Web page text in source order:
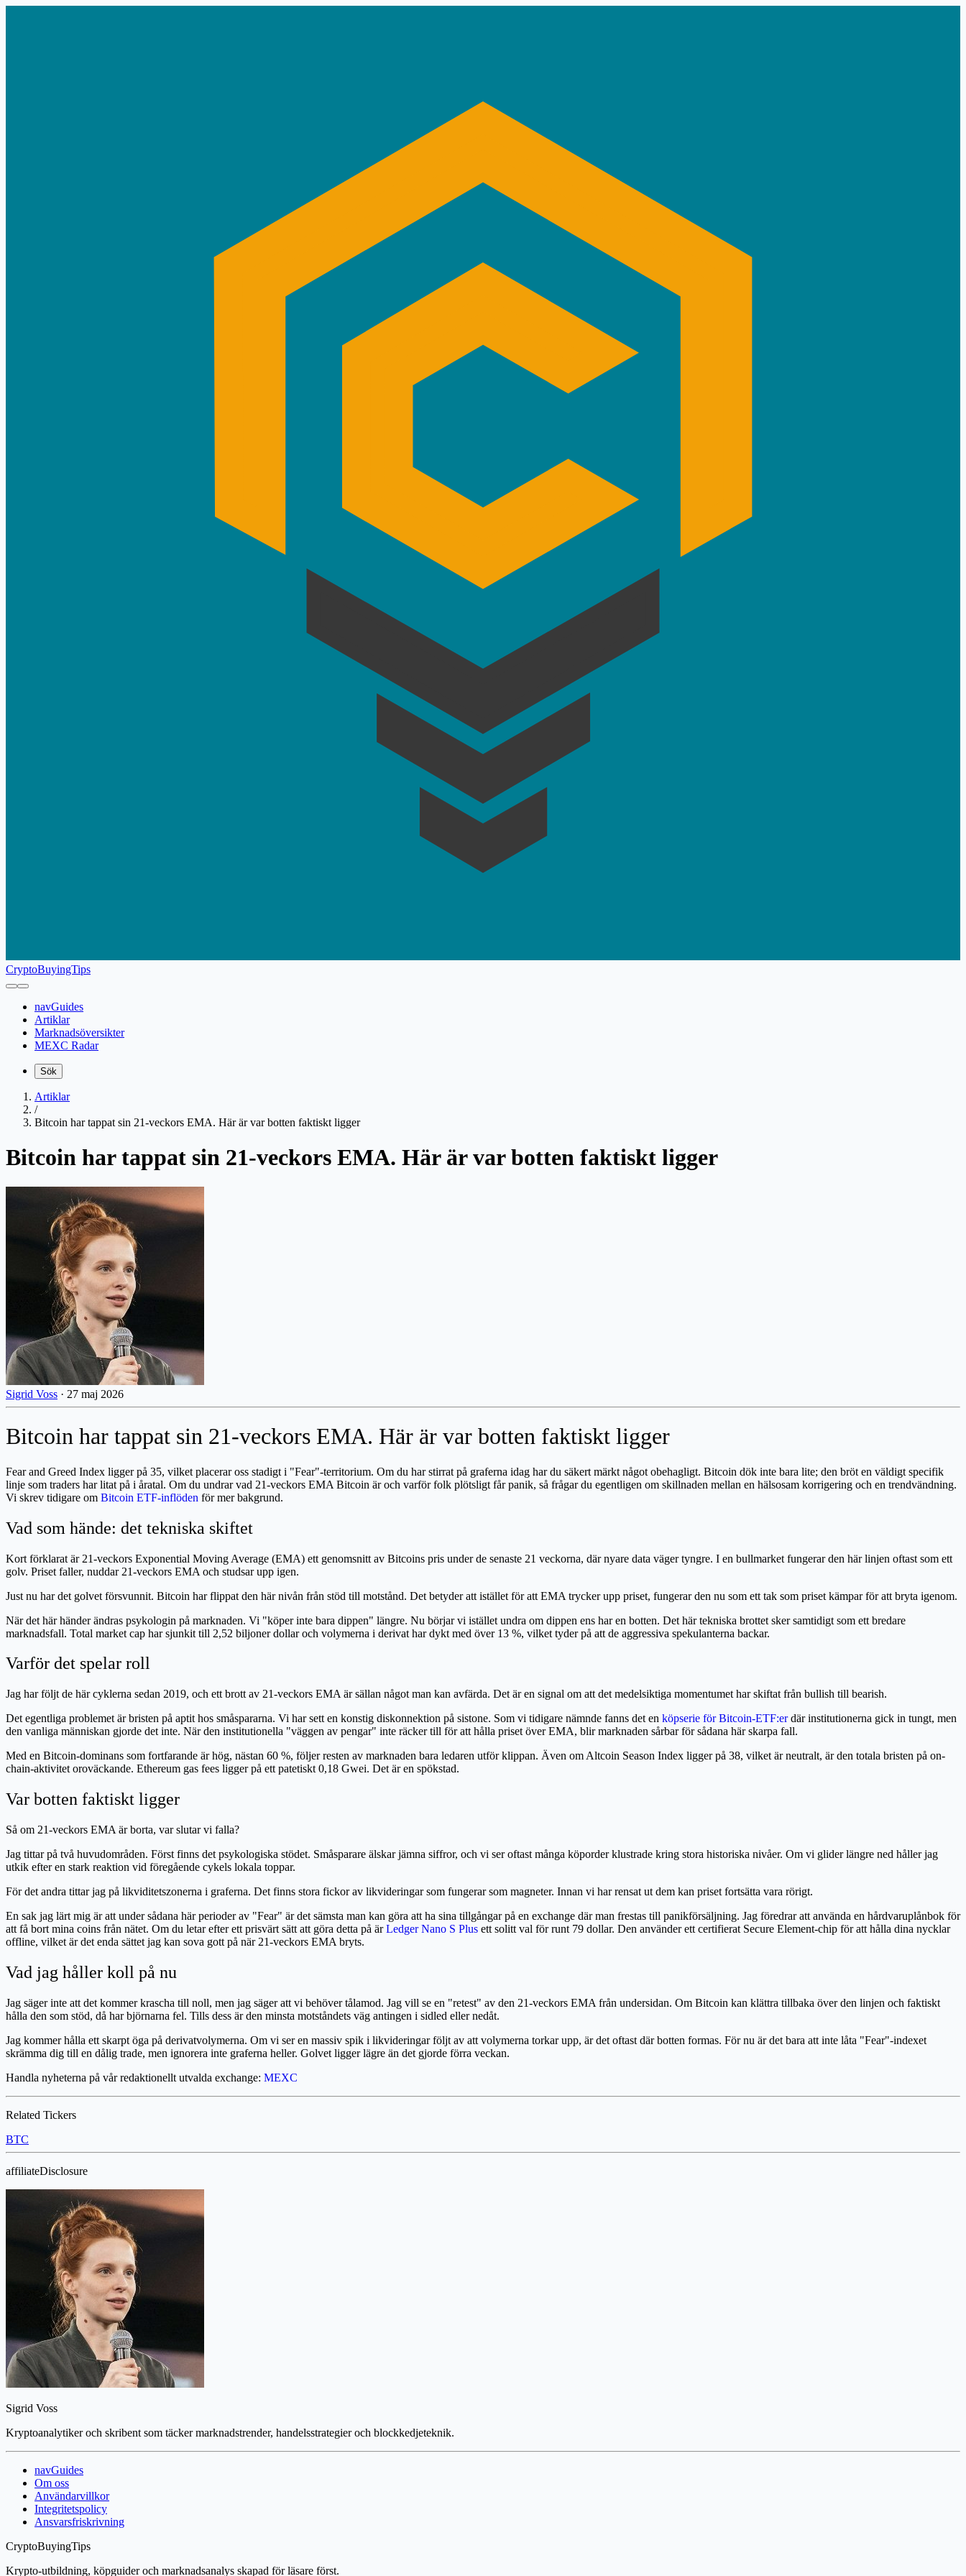
CryptoBuyingTips
navGuides
Artiklar
Marknadsöversikter
MEXC Radar
Sök
Artiklar
/
Bitcoin har tappat sin 21-veckors EMA. Här är var botten faktiskt ligger
Bitcoin har tappat sin 21-veckors EMA. Här är var botten faktiskt ligger
Sigrid Voss · 27 maj 2026
Bitcoin har tappat sin 21-veckors EMA. Här är var botten faktiskt ligger
Fear and Greed Index ligger på 35, vilket placerar oss stadigt i "Fear"-territorium. Om du har stirrat på graferna idag har du säkert märkt något obehagligt. Bitcoin dök inte bara lite; den bröt en väldigt specifik
linje som traders har litat på i åratal. Om du undrar vad 21-veckors EMA Bitcoin är och varför folk plötsligt får panik, så frågar du egentligen om skillnaden mellan en hälsosam korrigering och en trendvändning.
Vi skrev tidigare om Bitcoin ETF-inflöden för mer bakgrund.
Vad som hände: det tekniska skiftet
Kort förklarat är 21-veckors Exponential Moving Average (EMA) ett genomsnitt av Bitcoins pris under de senaste 21 veckorna, där nyare data väger tyngre. I en bullmarket fungerar den här linjen oftast som ett
golv. Priset faller, nuddar 21-veckors EMA och studsar upp igen.
Just nu har det golvet försvunnit. Bitcoin har flippat den här nivån från stöd till motstånd. Det betyder att istället för att EMA trycker upp priset, fungerar den nu som ett tak som priset kämpar för att bryta igenom.
När det här händer ändras psykologin på marknaden. Vi "köper inte bara dippen" längre. Nu börjar vi istället undra om dippen ens har en botten. Det här tekniska brottet sker samtidigt som ett bredare
marknadsfall. Total market cap har sjunkit till 2,52 biljoner dollar och volymerna i derivat har dykt med över 13 %, vilket tyder på att de aggressiva spekulanterna backar.
Varför det spelar roll
Jag har följt de här cyklerna sedan 2019, och ett brott av 21-veckors EMA är sällan något man kan avfärda. Det är en signal om att det medelsiktiga momentumet har skiftat från bullish till bearish.
Det egentliga problemet är bristen på aptit hos småspararna. Vi har sett en konstig diskonnektion på sistone. Som vi tidigare nämnde fanns det en köpserie för Bitcoin-ETF:erdär institutionerna gick in tungt, men
den vanliga människan gjorde det inte. När den institutionella "väggen av pengar" inte räcker till för att hålla priset över EMA, blir marknaden sårbar för sådana här skarpa fall.
Med en Bitcoin-dominans som fortfarande är hög, nästan 60 %, följer resten av marknaden bara ledaren utför klippan. Även om Altcoin Season Index ligger på 38, vilket är neutralt, är den totala bristen på on-
chain-aktivitet oroväckande. Ethereum gas fees ligger på ett patetiskt 0,18 Gwei. Det är en spökstad.
Var botten faktiskt ligger
Så om 21-veckors EMA är borta, var slutar vi falla?
Jag tittar på två huvudområden. Först finns det psykologiska stödet. Småsparare älskar jämna siffror, och vi ser oftast många köporder klustrade kring stora historiska nivåer. Om vi glider längre ned håller jag
utkik efter en stark reaktion vid föregående cykels lokala toppar.
För det andra tittar jag på likviditetszonerna i graferna. Det finns stora fickor av likvideringar som fungerar som magneter. Innan vi har rensat ut dem kan priset fortsätta vara rörigt.
En sak jag lärt mig är att under sådana här perioder av "Fear" är det sämsta man kan göra att ha sina tillgångar på en exchange där man frestas till panikförsäljning. Jag föredrar att använda en hårdvaruplånbok för
att få bort mina coins från nätet. Om du letar efter ett prisvärt sätt att göra detta på ärLedger Nano S Plus ett solitt val för runt 79 dollar. Den använder ett certifierat Secure Element-chip för att hålla dina nycklar
offline, vilket är det enda sättet jag kan sova gott på när 21-veckors EMA bryts.
Vad jag håller koll på nu
Jag säger inte att det kommer krascha till noll, men jag säger att vi behöver tålamod. Jag vill se en "retest" av den 21-veckors EMA från undersidan. Om Bitcoin kan klättra tillbaka över den linjen och faktiskt
hålla den som stöd, då har björnarna fel. Tills dess är den minsta motståndets väg antingen i sidled eller nedåt.
Jag kommer hålla ett skarpt öga på derivatvolymerna. Om vi ser en massiv spik i likvideringar följt av att volymerna torkar upp, är det oftast där botten formas. För nu är det bara att inte låta "Fear"-indexet
skrämma dig till en dålig trade, men ignorera inte graferna heller. Golvet ligger lägre än det gjorde förra veckan.
Handla nyheterna på vår redaktionellt utvalda exchange: MEXC
Related Tickers
BTC
affiliateDisclosure
Sigrid Voss
Kryptoanalytiker och skribent som täcker marknadstrender, handelsstrategier och blockkedjeteknik.
navGuides
Om oss
Användarvillkor
Integritetspolicy
Ansvarsfriskrivning
CryptoBuyingTips
Krypto-utbildning, köpguider och marknadsanalys skapad för läsare först.